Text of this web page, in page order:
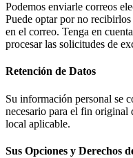
Podemos enviarle correos
Puede optar por no
en el correo. Tenga en
procesar las solicitudes de
Retención de Datos
Su información personal se
necesario para el fin original
local aplicable.
Sus Opciones y Derechos